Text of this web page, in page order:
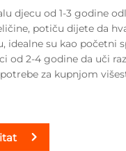
djecu od 1-3 godine
potiču dijete da
idealne su kao početni
od 2-4 godine da uči
za kupnjom